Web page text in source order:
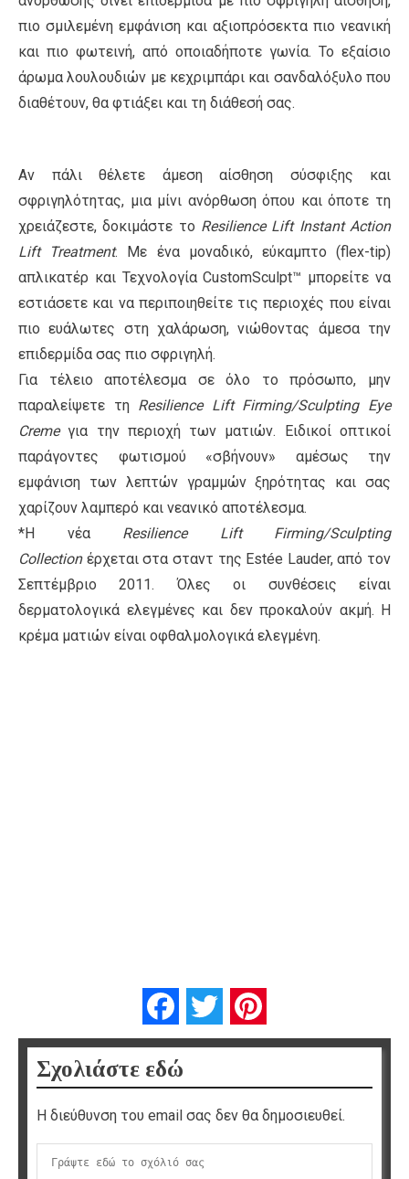
πιο σμιλεμένη εμφάνιση και αξιοπρόσεκτα πιο νεανική
και πιο φωτεινή, από οποιαδήποτε γωνία. Το εξαίσιο
άρωμα λουλουδιών με κεχριμπάρι και σανδαλόξυλο που
διαθέτουν, θα φτιάξει και τη διάθεσή σας.
Αν πάλι θέλετε άμεση αίσθηση σύσφιξης και
σφριγηλότητας, μια μίνι ανόρθωση όπου και όποτε τη
χρειάζεστε, δοκιμάστε το Resilience Lift Instant Action
Lift Treatment. Με ένα μοναδικό, εύκαμπτο (flex-tip)
απλικατέρ και Τεχνολογία CustomSculpt™ μπορείτε να
εστιάσετε και να περιποιηθείτε τις περιοχές που είναι
πιο ευάλωτες στη χαλάρωση, νιώθοντας άμεσα την
επιδερμίδα σας πιο σφριγηλή.
Για τέλειο αποτέλεσμα σε όλο το πρόσωπο, μην
παραλείψετε τη Resilience Lift Firming/Sculpting Eye
Cremeγια την περιοχή των ματιών. Ειδικοί οπτικοί
παράγοντες φωτισμού «σβήνουν» αμέσως την
εμφάνιση των λεπτών γραμμών ξηρότητας και σας
χαρίζουν λαμπερό και νεανικό αποτέλεσμα.
*Η νέα Resilience Lift Firming/Sculpting
Collection έρχεται στα σταντ της Estée Lauder, από τον
Σεπτέμβριο 2011. Όλες οι συνθέσεις είναι
δερματολογικά ελεγμένες και δεν προκαλούν ακμή. Η
κρέμα ματιών είναι οφθαλμολογικά ελεγμένη.
FacebookTwitter
Σχολιάστε εδώ
Η διεύθυνση του email σας δεν θα δημοσιευθεί.